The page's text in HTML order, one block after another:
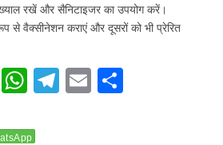
रखें और सैनिटाइजर का उपयोग करें।
से वैक्सीनेशन कराएं और दूसरों को भी प्रेरित
W
at
T E S